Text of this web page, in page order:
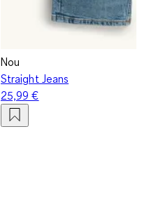
Nou
Straight Jeans
25,99 €